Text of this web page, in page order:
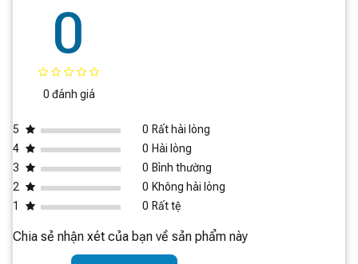
Kích thước
Kích thước đóng
gói
Thương hiệu
0
0 đánh giá
5 0 Rất hài lòng
4
0 Hài lòng
3
0 Bình thường
2
0 Không hài lòng
1
0 Rất tệ
Chia sẻ nhận xét của bạn về sản phẩm này